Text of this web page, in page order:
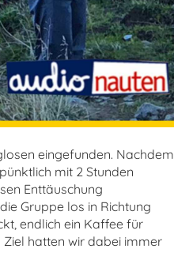
eingefunden. Nachdem
mit 2 Stunden
Enttäuschung
Gruppe los in Richtung
endlich ein Kaffee für
Ziel hatten wir dabei immer